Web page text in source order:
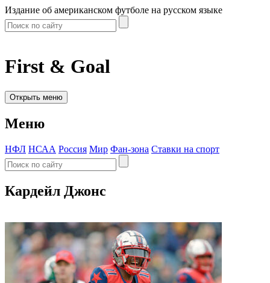
Издание об американском футболе на русском языке
First & Goal
Открыть меню
Меню
НФЛ НСАА Россия Мир Фан-зона Ставки на спорт
Кардейл Джонс